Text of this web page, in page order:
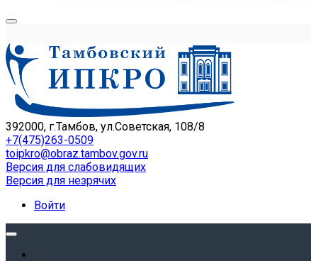
392000, г.Тамбов, ул.Советская, 108/8
+7(475)263-0509
toipkro@obraz.tambov.gov.ru
Версия для слабовидящих
Версия для незрячих
Войти